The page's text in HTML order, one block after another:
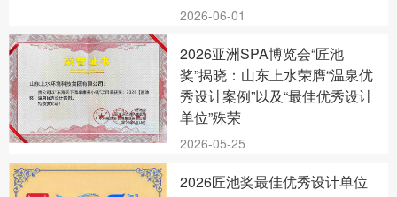
2026-06-01
2026亚洲SPA博览会“匠池
奖”揭晓：山东上水荣膺“温泉优
秀设计案例”以及“最佳优秀设计
单位”殊荣
2026-05-25
2026匠池奖最佳优秀设计单位